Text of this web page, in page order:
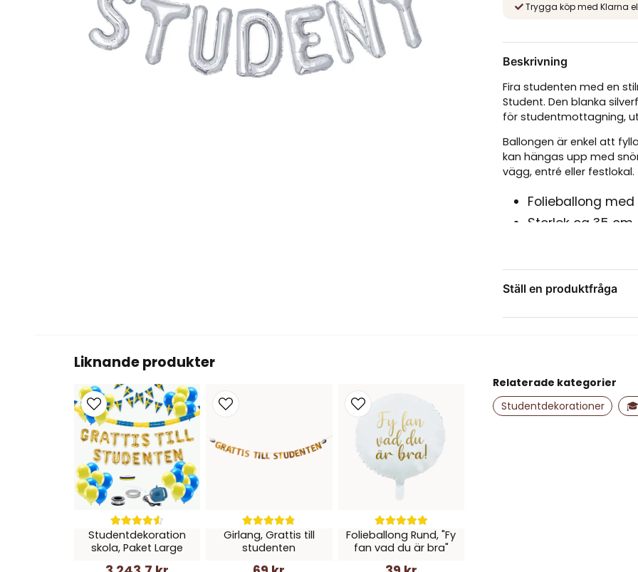
Trygga köp med Klarna
Beskrivning
Fira studenten med en
Student. Den blanka
för studentmottagning,
Ballongen är enkel att
kan hängas upp med
vägg, entré eller festlokal.
Folieballong
Storlek ca 35 cm
Elegant
Kan endast fyllas
Snöre ingår för
studentdekorationer för
Ställ en produktfråga
name
Namn
Liknande produkter
Studentdekoration
skola, Paket Large
Girlang, Grattis till
studenten
Folieballong Rund, "Fy
fan vad du är bra"
Relaterade kategorier
Studentdekorationer